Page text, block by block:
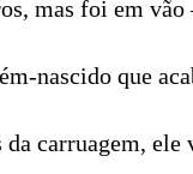
mas foi em
nascido que
carruagem,